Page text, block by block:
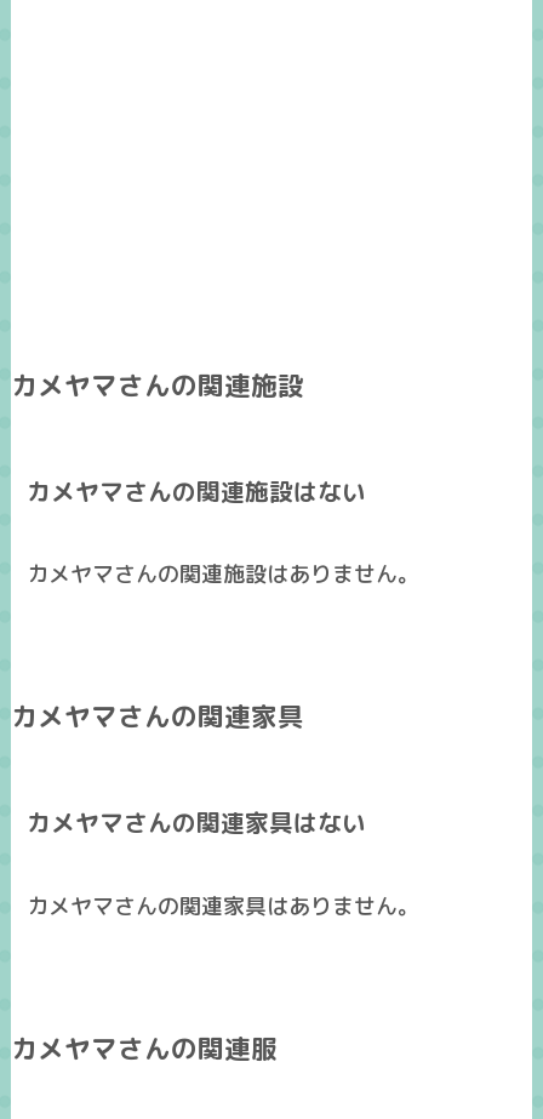
カメヤマさんの関連施設
カメヤマさんの関連施設はない
カメヤマさんの関連施設はありません。
カメヤマさんの関連家具
カメヤマさんの関連家具はない
カメヤマさんの関連家具はありません。
カメヤマさんの関連服